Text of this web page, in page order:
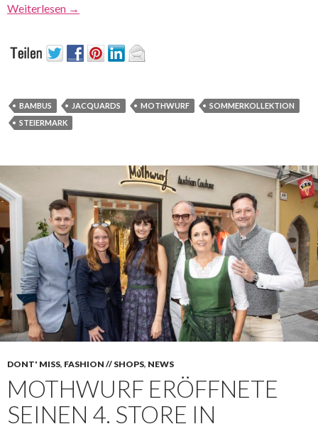
Weiterlesen →
BAMBUS JACQUARDS MOTHWURF
SOMMERKOLLEKTION
STEIERMARK
DONT' MISS, FASHION // SHOPS, NEWS
MOTHWURF ERÖFFNETE
SEINEN 4. STORE IN